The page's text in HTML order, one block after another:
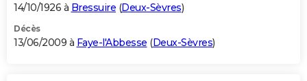
14/10/1926 à Bressuire (Deux-Sèvres)
Décès
13/06/2009 à Faye-l'Abbesse (Deux-Sèvres)